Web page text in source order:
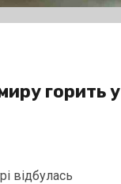
горить у
відбулась